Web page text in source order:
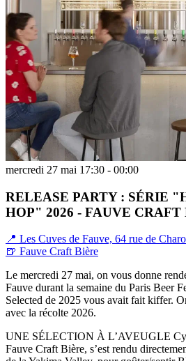
mercredi 27 mai 17:30 - 00:00
RELEASE PARTY : SÉRIE
HOP" 2026 - FAUVE CRAFT
📍 Les Cuves de Fauve, 64 rue de
🍺 Fauve Craft Bière
Le mercredi 27 mai, on vous donne
Fauve durant la semaine du Paris Beer
Selected de 2025 vous avait fait kiffer.
avec la récolte 2026.
UNE SÉLECTION À L’AVEUGLE
Fauve Craft Bière, s’est rendu